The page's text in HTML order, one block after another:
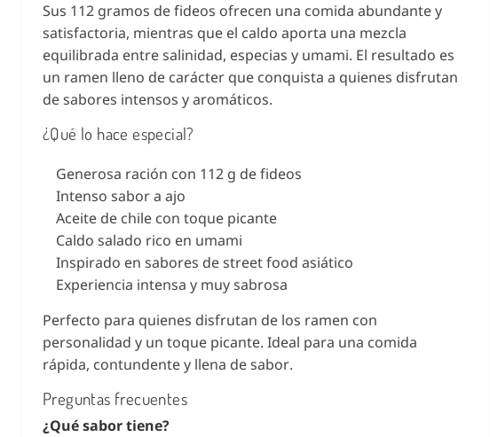
Sus 112 gramos de fideos ofrecen una comida abundante y
satisfactoria, mientras que el caldo aporta una mezcla
equilibrada entre salinidad, especias y umami. El resultado es
un ramen lleno de carácter que conquista a quienes disfrutan
de sabores intensos y aromáticos.
¿Qué lo hace especial?
Generosa ración con 112 g de fideos
Intenso sabor a ajo
Aceite de chile con toque picante
Caldo salado rico en umami
Inspirado en sabores de street food asiático
Experiencia intensa y muy sabrosa
Perfecto para quienes disfrutan de los ramen con
personalidad y un toque picante. Ideal para una comida
rápida, contundente y llena de sabor.
Preguntas frecuentes
¿Qué sabor tiene?